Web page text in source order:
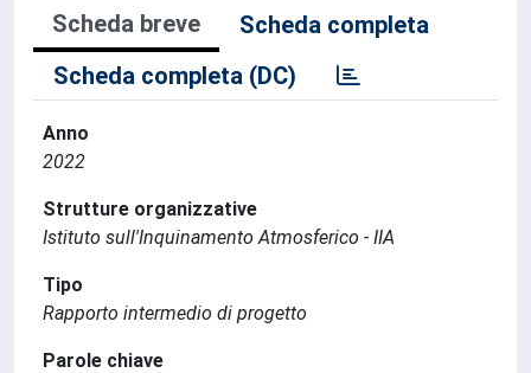
Scheda breve
Scheda completa
Scheda completa (DC)
Anno
2022
Strutture organizzative
Istituto sull'Inquinamento Atmosferico - IIA
Tipo
Rapporto intermedio di progetto
Parole chiave